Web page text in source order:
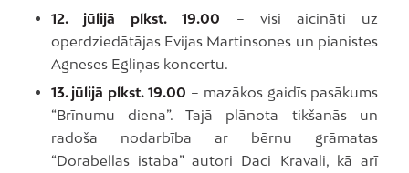
12. jūlijā plkst. 19.00 – visi aicināti uz
operdziedātājas Evijas Martinsones un pianistes
Agneses Egliņas koncertu.
13. jūlijā plkst. 19.00 – mazākos gaidīs pasākums
“Brīnumu diena”. Tajā plānota tikšanās un
radoša nodarbība ar bērnu grāmatas
“Dorabellas istaba” autori Daci Kravali, kā arī